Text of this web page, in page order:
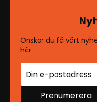
Önskar du få vårt
här
Prenumerera